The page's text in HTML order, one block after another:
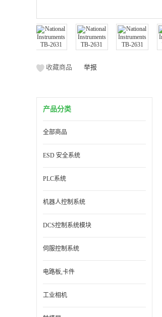
收藏商品 举报
产品分类
全部商品
ESD 安全系统
PLC系统
机器人控制系统
DCS控制系统模块
伺服控制系统
电路板,卡件
工业相机